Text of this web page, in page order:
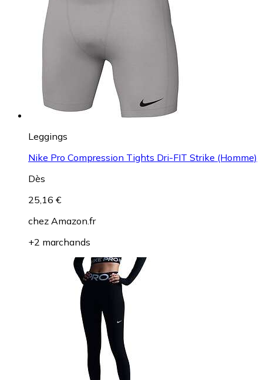
Leggings
Nike Pro Compression Tights Dri-FIT Strike (Homme)
Dès
25,16 €
chez Amazon.fr
+2 marchands